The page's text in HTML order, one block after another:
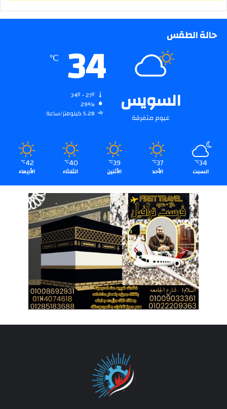
حالة الطقس
السويس
غيوم متفرقة
34
℃
29%
5.28 كيلومتر/ساعة
34
℃
السبت
37
℃
الأحد
39
℃
الأثنين
40
℃
الثلاثاء
42
℃
الأربعاء